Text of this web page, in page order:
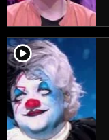
player2